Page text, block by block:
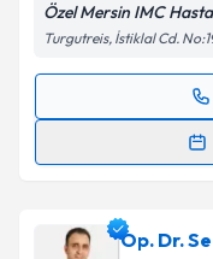
Özel Mersin IMC
Turgutreis, İstiklal Cd.
Randevu
takvimOp. Dr.